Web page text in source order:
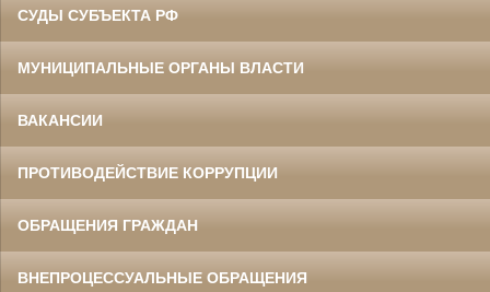
СУДЫ СУБЪЕКТА РФ
МУНИЦИПАЛЬНЫЕ ОРГАНЫ ВЛАСТИ
ВАКАНСИИ
ПРОТИВОДЕЙСТВИЕ КОРРУПЦИИ
ОБРАЩЕНИЯ ГРАЖДАН
ВНЕПРОЦЕССУАЛЬНЫЕ ОБРАЩЕНИЯ